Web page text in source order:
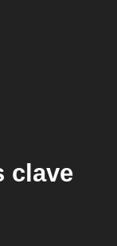
clave